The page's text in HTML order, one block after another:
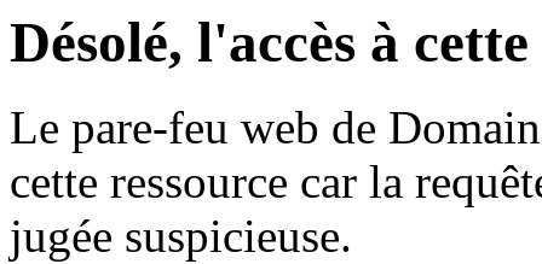
Désolé, l'accès à
Le pare-feu web de
cette ressource car la
jugée suspicieuse.